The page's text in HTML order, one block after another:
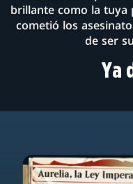
brillante como la tuya
cometió los
de ser
Ya